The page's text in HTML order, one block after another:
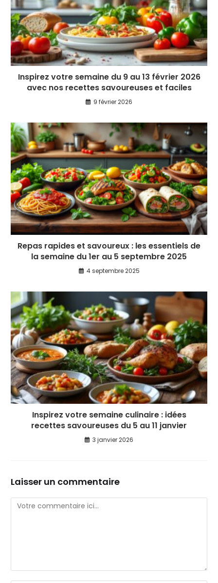
Inspirez votre semaine du 9 au 13 février 2026
avec nos recettes savoureuses et faciles
9 février 2026
Repas rapides et savoureux : les essentiels de
la semaine du 1er au 5 septembre 2025
4 septembre 2025
Inspirez votre semaine culinaire : idées
recettes savoureuses du 5 au 11 janvier
3 janvier 2026
Laisser un commentaire